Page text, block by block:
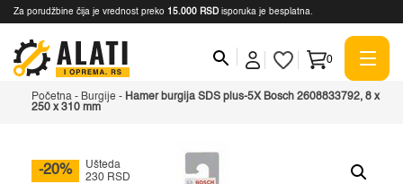
Za porudžbine čija je vrednost preko 15.000 RSD isporuka je besplatna.
0
Početna - Burgije - Hamer burgija SDS plus-5X Bosch 2608833792, 8 x
250 x 310 mm
-20%
Ušteda
230 RSD